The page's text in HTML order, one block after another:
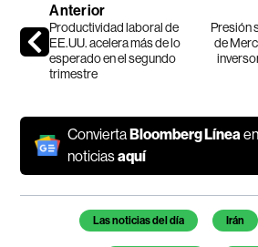
Anterior
Productividad laboral de
EE.UU. acelera más de lo
esperado en el segundo
trimestre
Presión
de
ConviertaBloomberg Línea
noticiasaquí
Temas de este artículo
Las noticias del día Irán